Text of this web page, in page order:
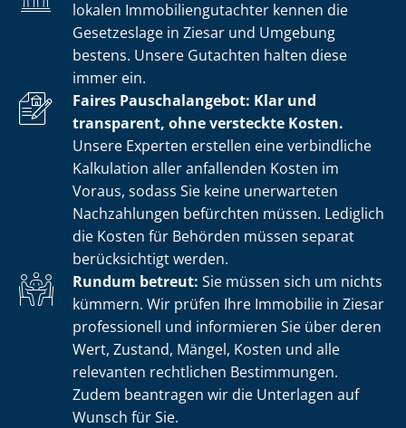
lokalen Im­mo­bi­li­en­gut­ach­ter kennen die
Gesetzeslage in Ziesar und Umgebung
bestens. Unsere Gutachten halten diese
immer ein.
Faires Pauschalangebot: Klar und
transparent, ohne versteckte Kosten.
Unsere Experten erstellen eine verbindliche
Kalkulation aller anfallenden Kosten im
Voraus, sodass Sie keine unerwarteten
Nachzahlungen befürchten müssen. Lediglich
die Kosten für Behörden müssen separat
berücksichtigt werden.
Rundum betreut: Sie müssen sich um nichts
kümmern. Wir prüfen Ihre Immobilie in Ziesar
professionell und informieren Sie über deren
Wert, Zustand, Mängel, Kosten und alle
relevanten rechtlichen Bestimmungen.
Zudem beantragen wir die Unterlagen auf
Wunsch für Sie.